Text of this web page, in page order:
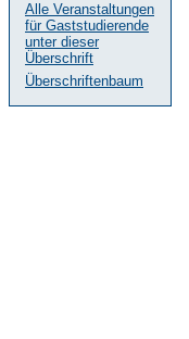
Alle Veranstaltungen
für Gaststudierende
unter dieser
Überschrift
Überschriftenbaum